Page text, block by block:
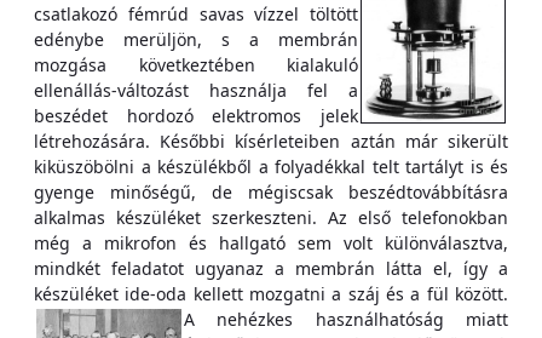
csatlakozó fémrúd savas vízzel töltött
edénybe merüljön, s a membrán
mozgása következtében kialakuló
ellenállás-változást használja fel a
beszédet hordozó elektromos jelek
létrehozására. Későbbi kísérleteiben aztán már sikerült
kiküszöbölni a készülékből a folyadékkal telt tartályt is és
gyenge minőségű, de mégiscsak beszédtovábbításra
alkalmas készüléket szerkeszteni. Az első telefonokban
még a mikrofon és hallgató sem volt különválasztva,
mindkét feladatot ugyanaz a membrán látta el, így a
készüléket ide-oda kellett mozgatni a száj és a fül között.
A nehézkes használhatóság miatt